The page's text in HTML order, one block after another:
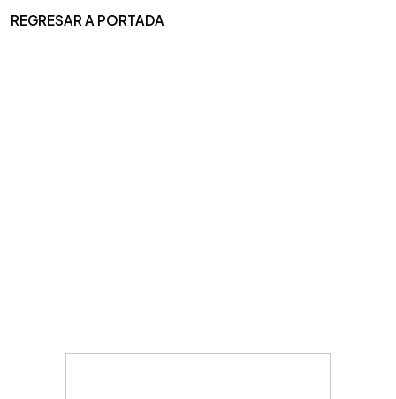
REGRESAR A PORTADA